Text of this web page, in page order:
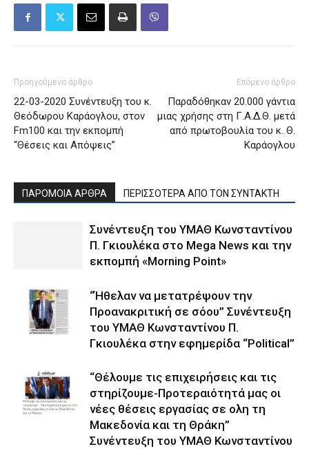
Προηγούμενο άρθρο
22-03-2020 Συνέντευξη του κ.
Θεόδωρου Καράογλου, στον
Fm100 και την εκπομπή
“Θέσεις και Απόψεις”
Επόμενο άρθρο
Παραδόθηκαν 20.000 γάντια
μιας χρήσης στη Γ.Α.Δ.Θ. μετά
από πρωτοβουλία του κ. Θ.
Καράογλου
ΠΑΡΟΜΟΙΑ ΑΡΘΡΑ ΠΕΡΙΣΣΟΤΕΡΑ ΑΠΟ ΤΟΝ ΣΥΝΤΑΚΤΗ
Συνέντευξη του ΥΜΑΘ Κωνσταντίνου
Π. Γκιουλέκα στο Mega News και την
εκπομπή «Morning Point»
“Ήθελαν να μετατρέψουν την
Προανακριτική σε σόου” Συνέντευξη
του ΥΜΑΘ Κωνσταντίνου Π.
Γκιουλέκα στην εφημερίδα “Political”
“Θέλουμε τις επιχειρήσεις και τις
στηρίζουμε-Προτεραιότητά μας οι
νέες θέσεις εργασίας σε ολη τη
Μακεδονία και τη Θράκη”
Συνέντευξη του ΥΜΑΘ Κωνσταντίνου